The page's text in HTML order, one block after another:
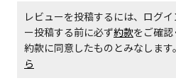
レビューを投稿するには、ログ
ー投稿する前に必ず約款をご確
約款に同意したものとみなし
ら